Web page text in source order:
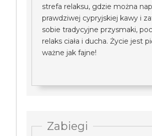
strefa relaksu, gdzie można
prawdziwej cypryjskiej kawy i
sobie tradycyjne przysmaki,
relaks ciała i ducha. Życie jest
ważne jak fajne!
Zabiegi